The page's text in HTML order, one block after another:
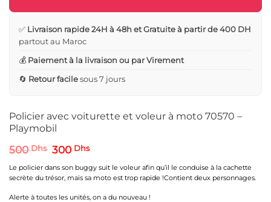
Policier avec voiturette et voleur à moto 70570 –
Playmobil
500Dhs Le
initial
était :
300 DhsLe
actuel
est :
Le policier dans son buggy suit le voleur afin qu’il le conduise à la cachette
secrète du trésor, mais sa moto est trop rapide !Contient deux personnages.
Alerte à toutes les unités, on a du nouveau !
✅ Livraison rapide 24H à 48h et Gratuite à partir de 400 DH
partout au Maroc
💰 Paiement à la livraison ou par Virement
🔄 Retour facilesous 7 jours